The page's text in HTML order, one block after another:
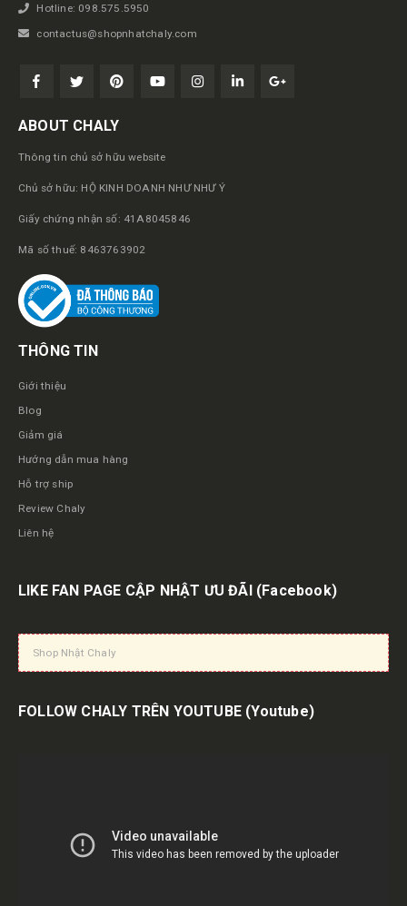
Hotline: 098.575.5950
contactus@shopnhatchaly.com
ABOUT CHALY
Thông tin chủ sở hữu website
Chủ sở hữu: HỘ KINH DOANH NHƯ NHƯ Ý
Giấy chứng nhận số: 41A8045846
Mã số thuế: 8463763902
THÔNG TIN
Giới thiệu
Blog
Giảm giá
Hướng dẫn mua hàng
Hỗ trợ ship
Review Chaly
Liên hệ
LIKE FAN PAGE CẬP NHẬT ƯU ĐÃI (Facebook)
Shop Nhật Chaly
FOLLOW CHALY TRÊN YOUTUBE (Youtube)